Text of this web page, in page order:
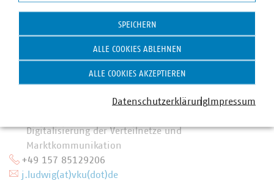
Digitalisierung der Verteilnetze und
Marktkommunikation
+49 157 85129206
j.ludwig(at)vku(dot)de
Statistik
SPEICHERN
ALLE COOKIES ABLEHNEN
ALLE COOKIES AKZEPTIEREN
DatenschutzerklärungImpressum